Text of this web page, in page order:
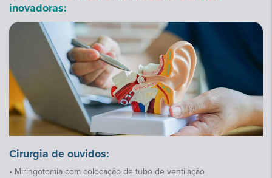
inovadoras:
Cirurgia de ouvidos:
• Miringotomia com colocação de tubo de ventilação